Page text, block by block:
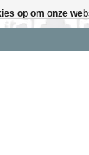
op om onze